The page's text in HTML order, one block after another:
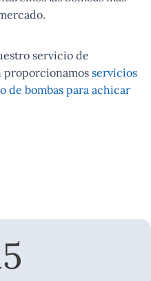
servicio de
proporcionamos servicios
de bombas para achicar